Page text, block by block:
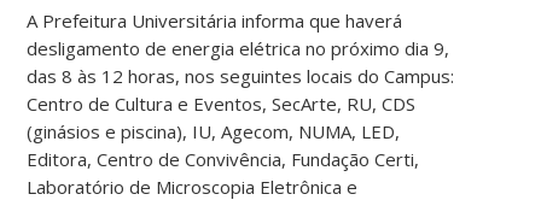
A Prefeitura Universitária informa que haverá
desligamento de energia elétrica no próximo dia 9,
das 8 às 12 horas, nos seguintes locais do Campus:
Centro de Cultura e Eventos, SecArte, RU, CDS
(ginásios e piscina), IU, Agecom, NUMA, LED,
Editora, Centro de Convivência, Fundação Certi,
Laboratório de Microscopia Eletrônica e